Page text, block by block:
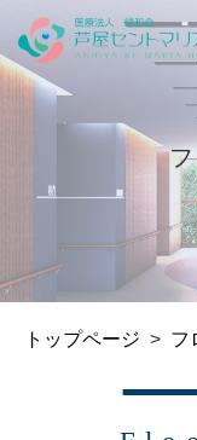
トップページ > フ